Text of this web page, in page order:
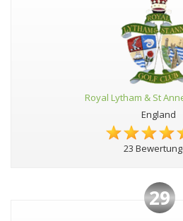
Royal Lytham & St
England
23
29